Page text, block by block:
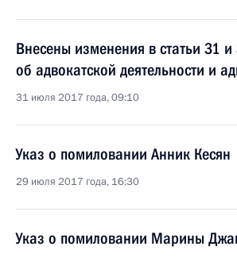
Внесены изменения в статьи 31
об адвокатской деятельности и
31 июля 2017 года, 09:10
Указ о помиловании Анник Кесян
29 июля 2017 года, 16:30
Указ о помиловании Марины